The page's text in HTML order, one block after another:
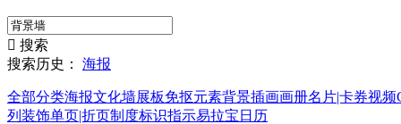
 搜索
搜索历史：
海报
全部分类海报文化墙展板免抠元素背景插画画册名片|卡券视频
列装饰单页|折页制度标识指示易拉宝 日历